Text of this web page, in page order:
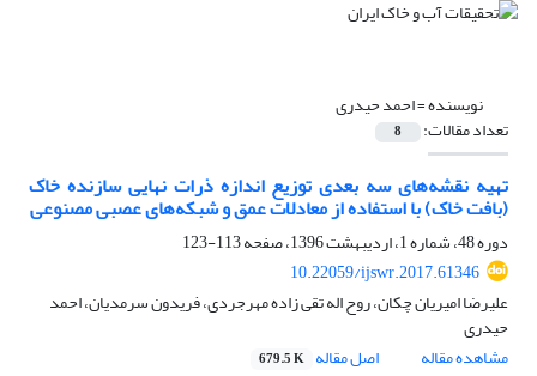
نویسنده =احمد حیدری
تعداد مقالات: 8
تهیه نقشه‌های سه بعدی توزیع اندازه ذرات نهایی سازنده خاک
(بافت خاک) با استفاده از معادلات عمق و شبکه‌های عصبی مصنوعی
دوره 48، شماره 1، اردیبهشت 1396، صفحه
113-123
10.22059/ijswr.2017.61346
علیرضا امیریان چکان، روح اله تقی زاده مهرجردی، فریدون سرمدیان، احمد
حیدری
مشاهده مقاله
اصل مقاله 679.5 K